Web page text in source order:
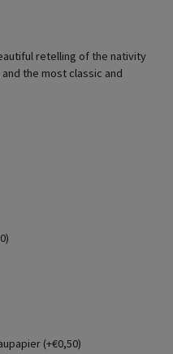
retelling of the nativity
the most classic and
(+€0,50)